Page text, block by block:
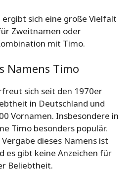
sich eine große Vielfalt
Zweitnamen oder
mit Timo.
Namens Timo
sich seit den 1970er
in Deutschland und
Vornamen. Insbesondere in
Timo besonders populär.
dieses Namens ist
es gibt keine Anzeichen für
Beliebtheit.